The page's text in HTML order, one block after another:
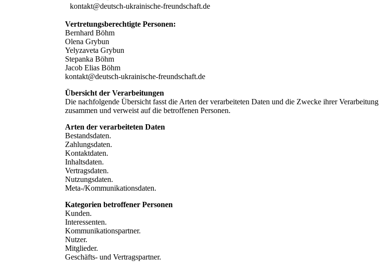
kontakt@deutsch-ukrainische-freundschaft.de
Vertretungsberechtigte Personen:
Bernhard Böhm
Olena Grybun
Yelyzaveta Grybun
Stepanka Böhm
Jacob Elias Böhm
kontakt@deutsch-ukrainische-freundschaft.de
Übersicht der Verarbeitungen
Die nachfolgende Übersicht fasst die Arten der verarbeiteten Daten und die Zwecke ihrer Verarbeitung
zusammen und verweist auf die betroffenen Personen.
Arten der verarbeiteten Daten
Bestandsdaten.
Zahlungsdaten.
Kontaktdaten.
Inhaltsdaten.
Vertragsdaten.
Nutzungsdaten.
Meta-/Kommunikationsdaten.
Kategorien betroffener Personen
Kunden.
Interessenten.
Kommunikationspartner.
Nutzer.
Mitglieder.
Geschäfts- und Vertragspartner.